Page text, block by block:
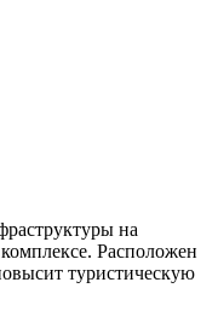
на
Расположен
туристическую